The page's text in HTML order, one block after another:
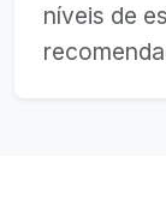
níveis de